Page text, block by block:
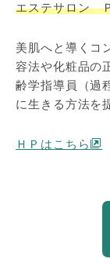
エステサロン
美肌へと導くコ
容法や化粧品の
齢学指導員（過
に生きる方法を
ＨＰはこちら